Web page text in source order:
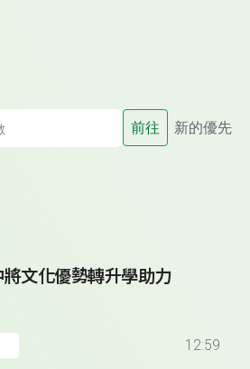
前往 新的優先
文化優勢轉升學助力
12:59